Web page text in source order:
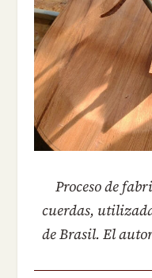
Proceso de
cuerdas,
de Brasil. El